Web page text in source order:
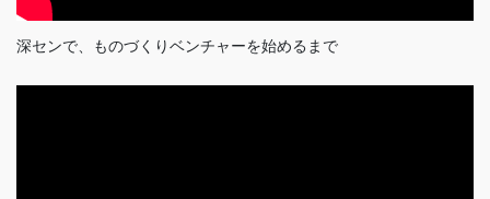
深センで、ものづくりベンチャーを始めるまで